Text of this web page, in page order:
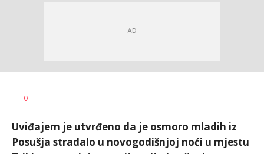
AUTOR
0
Uviđajem je utvrđeno da je osmoro mladih iz
Posušja stradalo u novogodišnjoj noći u mjestu